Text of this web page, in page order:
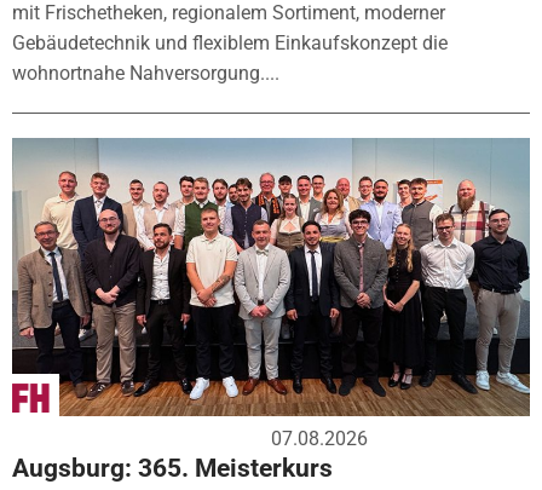
mit Frischetheken, regionalem Sortiment, moderner
Gebäudetechnik und flexiblem Einkaufskonzept die
wohnortnahe Nahversorgung....
07.08.2026
Augsburg: 365. Meisterkurs